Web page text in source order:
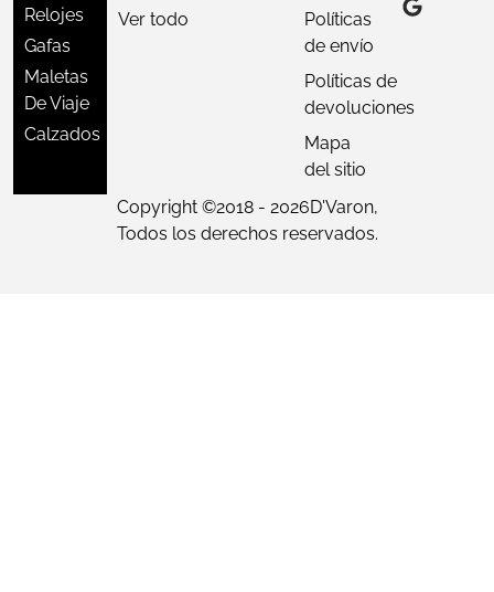
Relojes
Gafas
Maletas
De Viaje
Calzados
Ver todo
Políticas
de envío
Políticas de
devoluciones
Mapa
del sitio
Copyright ©2018 - 2026D'Varon,
Todos los derechos reservados.